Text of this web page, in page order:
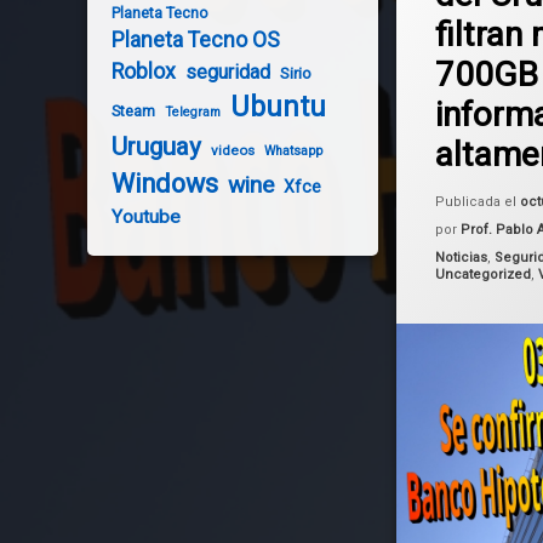
filtran
Publicada el
por Prof. Pablo
Categorías:
Noticias,
Uncategorized,
Ransomware
Uruguay
Planeta Tecno
Planeta Tecno OS
Roblox seguridad Sirio
Steam Telegram Ubuntu
Uruguay videos Whatsapp
Windows wine Xfce
Youtube